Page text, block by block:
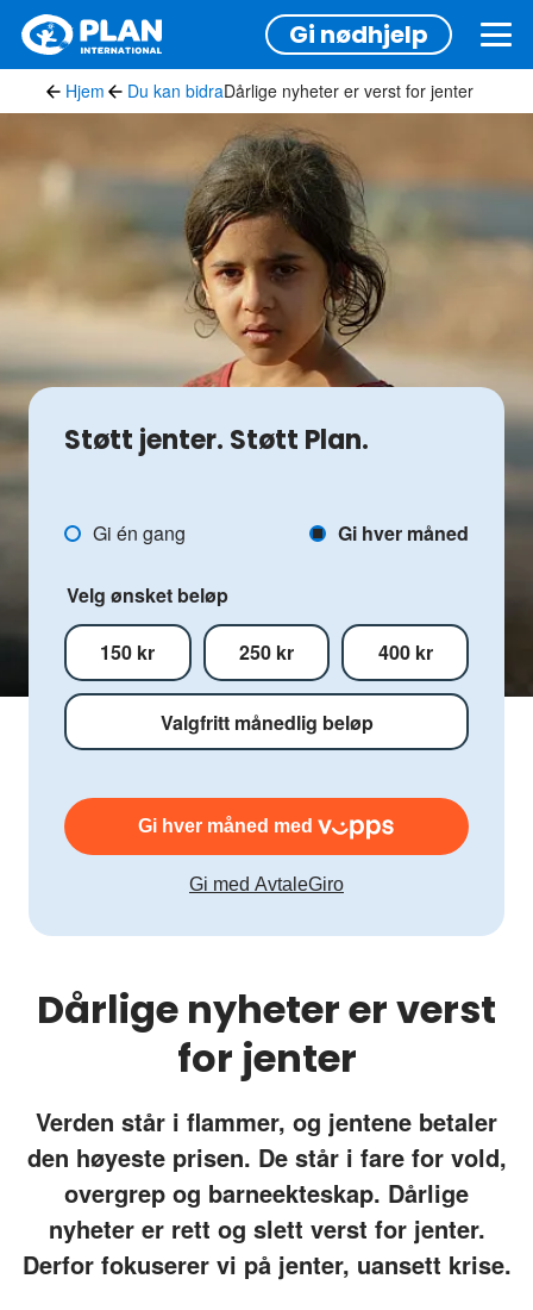
Hopp
hovedinnhold
Gi nødhjelp
Hjem Du kan bidraDårlige nyheter er verst for jenter
Støtt jenter. Støtt Plan.
PlansGi én gang Gi hver måned
Velg ønsket beløp
150 kr 250 kr 400 kr
Gi hver måned med
Dårlige nyheter er verst
for jenter
Verden står i flammer, og jentene betaler
den høyeste prisen. De står i fare for vold,
overgrep og barneekteskap. Dårlige
nyheter er rett og slett verst for jenter.
Derfor fokuserer vi på jenter, uansett krise.